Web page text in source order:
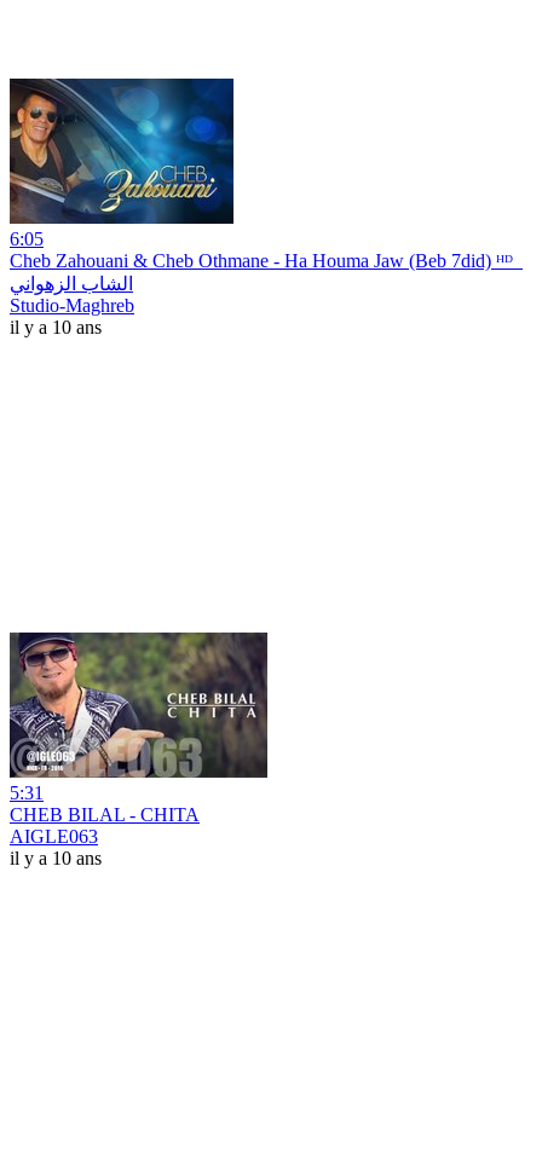
6:05
Cheb Zahouani & Cheb Othmane - Ha Houma Jaw (Beb 7did) ᴴᴰ_
الشاب الزهواني
Studio-Maghreb
il y a 10 ans
5:31
CHEB BILAL - CHITA
AIGLE063
il y a 10 ans